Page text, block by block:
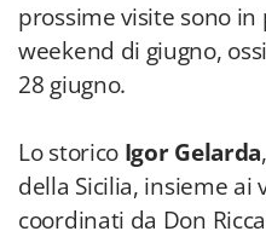
prossime visite sono
weekend di giugno,
28 giugno.
Lo storico Igor Gelarda
della Sicilia, insieme ai
coordinati da Don